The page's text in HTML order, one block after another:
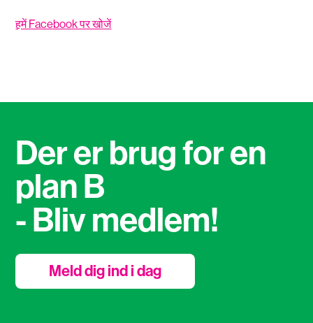
हमें Facebook पर खोजें
Der er brug for en
plan B
- Bliv medlem!
Meld dig ind i dag